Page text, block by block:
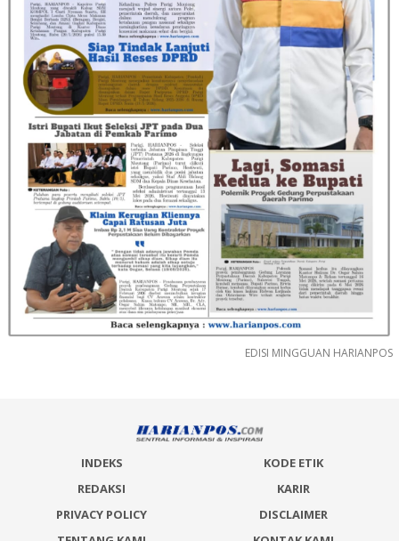
EDISI MINGGUAN HARIANPOS
INDEKS
KODE ETIK
REDAKSI
KARIR
PRIVACY POLICY
DISCLAIMER